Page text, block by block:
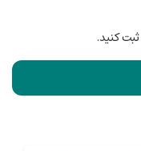
کنید.